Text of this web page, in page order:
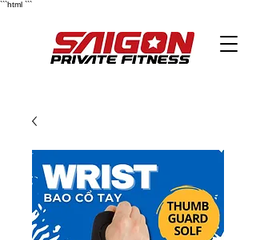
```html ```